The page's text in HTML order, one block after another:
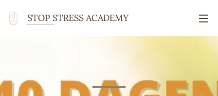
STOP STRESS ACADEMY